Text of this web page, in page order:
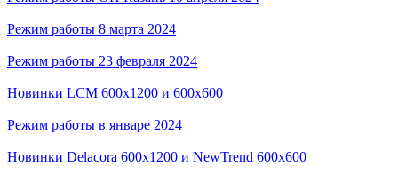
Режим работы 8 марта 2024
Режим работы 23 февраля 2024
Новинки LCM 600x1200 и 600x600
Режим работы в январе 2024
Новинки Delacora 600х1200 и NewTrend 600х600